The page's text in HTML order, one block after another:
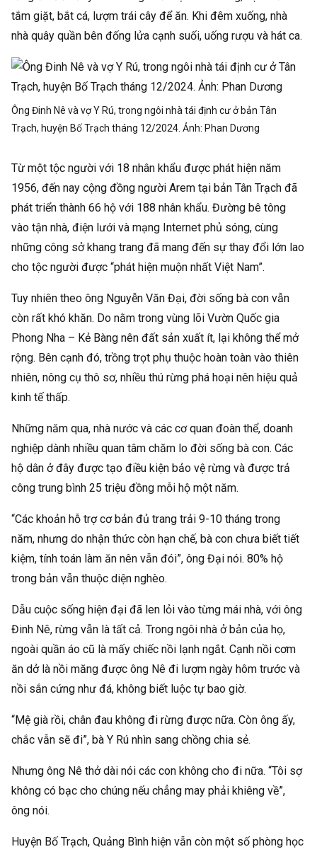
tắm giặt, bắt cá, lượm trái cây để ăn. Khi đêm xuống, nhà
nhà quây quần bên đống lửa cạnh suối, uống rượu và hát ca.
Ông Đinh Nê và vợ Y Rú, trong ngôi nhà tái định cư ở bản Tân
Trạch, huyện Bố Trạch tháng 12/2024. Ảnh: Phan Dương
Từ một tộc người với 18 nhân khẩu được phát hiện năm
1956, đến nay cộng đồng người Arem tại bản Tân Trạch đã
phát triển thành 66 hộ với 188 nhân khẩu. Đường bê tông
vào tận nhà, điện lưới và mạng Internet phủ sóng, cùng
những công sở khang trang đã mang đến sự thay đổi lớn lao
cho tộc người được “phát hiện muộn nhất Việt Nam”.
Tuy nhiên theo ông Nguyễn Văn Đại, đời sống bà con vẫn
còn rất khó khăn. Do nằm trong vùng lõi Vườn Quốc gia
Phong Nha – Kẻ Bàng nên đất sản xuất ít, lại không thể mở
rộng. Bên cạnh đó, trồng trọt phụ thuộc hoàn toàn vào thiên
nhiên, nông cụ thô sơ, nhiều thú rừng phá hoại nên hiệu quả
kinh tế thấp.
Những năm qua, nhà nước và các cơ quan đoàn thể, doanh
nghiệp dành nhiều quan tâm chăm lo đời sống bà con. Các
hộ dân ở đây được tạo điều kiện bảo vệ rừng và được trả
công trung bình 25 triệu đồng mỗi hộ một năm.
“Các khoản hỗ trợ cơ bản đủ trang trải 9-10 tháng trong
năm, nhưng do nhận thức còn hạn chế, bà con chưa biết tiết
kiệm, tính toán làm ăn nên vẫn đói”, ông Đại nói. 80% hộ
trong bản vẫn thuộc diện nghèo.
Dẫu cuộc sống hiện đại đã len lỏi vào từng mái nhà, với ông
Đinh Nê, rừng vẫn là tất cả. Trong ngôi nhà ở bản của họ,
ngoài quần áo cũ là mấy chiếc nồi lạnh ngắt. Cạnh nồi cơm
ăn dở là nồi măng được ông Nê đi lượm ngày hôm trước và
nồi sắn cứng như đá, không biết luộc tự bao giờ.
“Mệ già rồi, chân đau không đi rừng được nữa. Còn ông ấy,
chắc vẫn sẽ đi”, bà Y Rú nhìn sang chồng chia sẻ.
Nhưng ông Nê thở dài nói các con không cho đi nữa. “Tôi sợ
không có bạc cho chúng nếu chẳng may phải khiêng về”,
ông nói.
Huyện Bố Trạch, Quảng Bình hiện vẫn còn một số phòng học